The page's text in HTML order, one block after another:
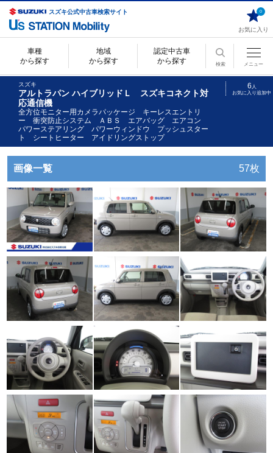
スズキ公式中古車検索サイト
お気に入り
0
車種
から探す
地域
から探す
認定中古車
から探す
検索 メニュー
スズキ
アルトラパン ハイブリッドＬ スズキコネクト対
応通信機
全方位モニター用カメラパッケージ キーレスエントリ
ー 衝突防止システム ＡＢＳ エアバッグ エアコン
パワーステアリング パワーウィンドウ プッシュスター
ト シートヒーター アイドリングストップ
6 人
お気に入り追加中
画像一覧 57枚